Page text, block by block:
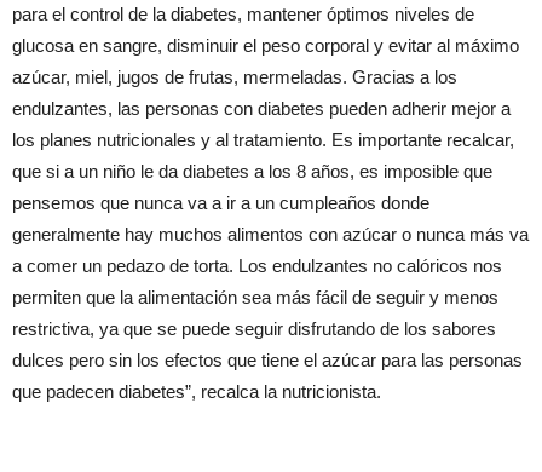
para el control de la diabetes, mantener óptimos niveles de
glucosa en sangre, disminuir el peso corporal y evitar al máximo
azúcar, miel, jugos de frutas, mermeladas. Gracias a los
endulzantes, las personas con diabetes pueden adherir mejor a
los planes nutricionales y al tratamiento. Es importante recalcar,
que si a un niño le da diabetes a los 8 años, es imposible que
pensemos que nunca va a ir a un cumpleaños donde
generalmente hay muchos alimentos con azúcar o nunca más va
a comer un pedazo de torta. Los endulzantes no calóricos nos
permiten que la alimentación sea más fácil de seguir y menos
restrictiva, ya que se puede seguir disfrutando de los sabores
dulces pero sin los efectos que tiene el azúcar para las personas
que padecen diabetes”, recalca la nutricionista.